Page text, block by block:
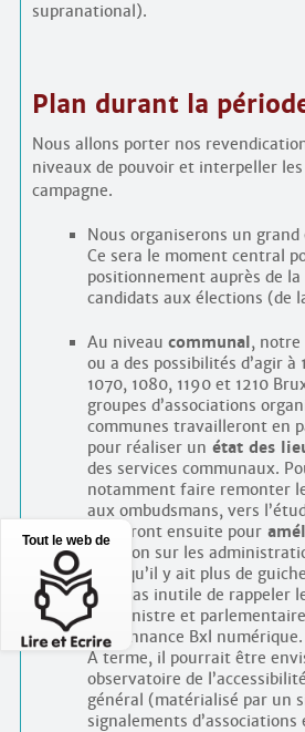
supranational).
Plan durant la
Nous allons porter nos
niveaux de pouvoir et interpeller
campagne.
Nous organiserons un
Ce sera le moment central
positionnement auprès de
candidats aux élections (de
Au niveau communal,
ou a des possibilités d’agir à
1070, 1080, 1190 et 1210
groupes d’associations
communes travailleront en
pour réaliser un état des
des services communaux.
notamment faire remonter
aux ombudsmans, vers
Ils agiront ensuite pour
pression sur les
pour qu’il y ait plus de
sera pas inutile de rappeler
les ministre et
l’ordonnance Bxl numérique.
À terme, il pourrait être
observatoire de
général (matérialisé par un
signalements
Tout le web de